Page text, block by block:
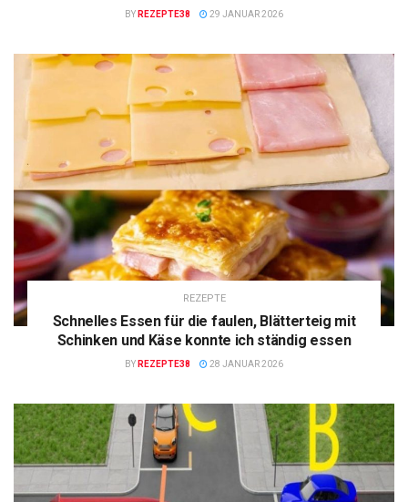
BY REZEPTE38 29 JANUAR 2026
REZEPTE
Schnelles Essen für die faulen, Blätterteig mit
Schinken und Käse konnte ich ständig essen
BY REZEPTE38 28 JANUAR 2026